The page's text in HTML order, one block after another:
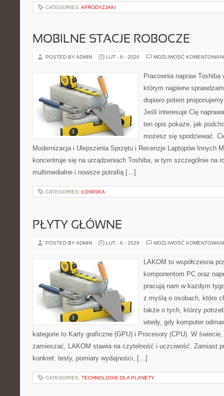
CATEGORIES: AFRODYZJAKI
MOBILNE STACJE ROBOCZE
POSTED BY ADMIN LUT - 6 - 2026 MOŻLIWOŚĆ
Pracownia napraw
którym najpierw
dopiero potem
Jeśli interesuje Cię
ten opis pokaże, jak
możesz się spodziewać.
Modernizacja i Ulepszenia Sprzętu i Recenzje Laptopów Innych
koncentruje się na urządzeniach Toshiba, w tym szczególnie na
multimedialne i nowsze potrafią […]
CATEGORIES: ŁOWISKA
PŁYTY GŁÓWNE
POSTED BY ADMIN LUT - 6 - 2026 MOŻLIWOŚĆ
LAKOM to współczesna
komponentom PC oraz
pracują nam w każdym
z myślą o osobach, które
także o tych, którzy
wtedy, gdy komputer
kategorie to Karty graficzne (GPU) i Procesory (CPU). W
zamieszać, LAKOM stawia na czytelność i uczciwość. Zamiast
konkret: testy, pomiary wydajności, […]
CATEGORIES: TECHNOLOGIE DLA PLANETY